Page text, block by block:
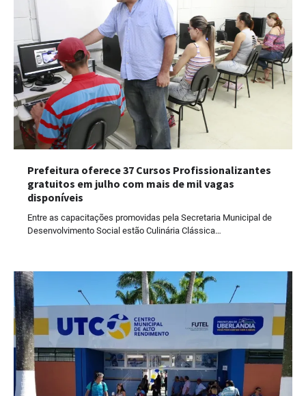
Prefeitura oferece 37 Cursos Profissionalizantes
gratuitos em julho com mais de mil vagas
disponíveis
Entre as capacitações promovidas pela Secretaria Municipal de
Desenvolvimento Social estão Culinária Clássica…